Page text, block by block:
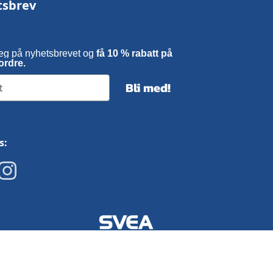
på nyhetsbrevet og få 10 % rabatt på
Bli med!